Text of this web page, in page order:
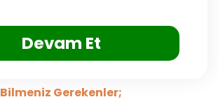
Devam Et
Bilmeniz Gerekenler;